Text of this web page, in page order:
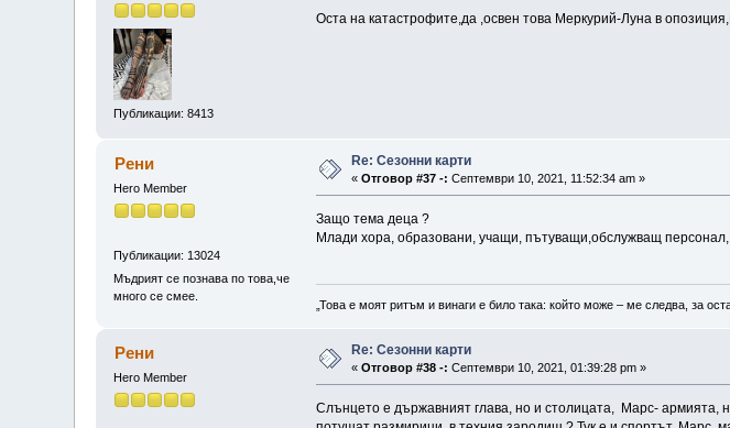
Публикации: 8413
Оста на катастрофите,да ,освен това Меркурий-Луна в
Рени
Hero Member
Публикации: 13024
Мъдрият се познава по това,че
много се смее.
Re: Сезонни карти
«Отговор #37 -: Септември 10, 2021, 11:52:34 am »
Защо тема деца ?
Млади хора, образовани, учащи, пътуващи,обслужващ персонал,
„Това е моят ритъм и винаги е било така: който може – ме следва, за
Рени
Hero Member
Re: Сезонни карти
«Отговор #38 -: Септември 10, 2021, 01:39:28 pm »
Слънцето е държавният глава, но и столицата, Марс- армията,